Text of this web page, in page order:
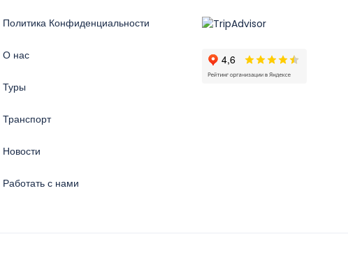
Политика Конфиденциальности
О нас
Туры
Транспорт
Новости
Работать с нами